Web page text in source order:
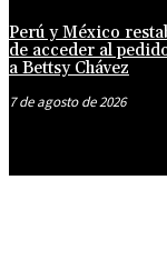
Perú y México
de acceder al
a Bettsy Chávez
7 de agosto de 2026